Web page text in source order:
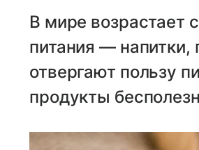
В мире возрастает
питания — напитки,
отвергают пользу
продукты